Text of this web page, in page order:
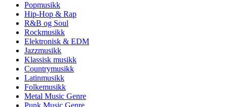
Popmusikk
Hip-Hop & Rap
R&B og Soul
Rockmusikk
Elektronisk & EDM
Jazzmusikk
Klassisk musikk
Countrymusikk
Latinmusikk
Folkemusikk
Metal Music Genre
Punk Music Genre